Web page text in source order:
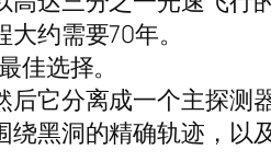
约需要70年。
佳选择。
它分离成一个主探
黑洞的精确轨迹，以